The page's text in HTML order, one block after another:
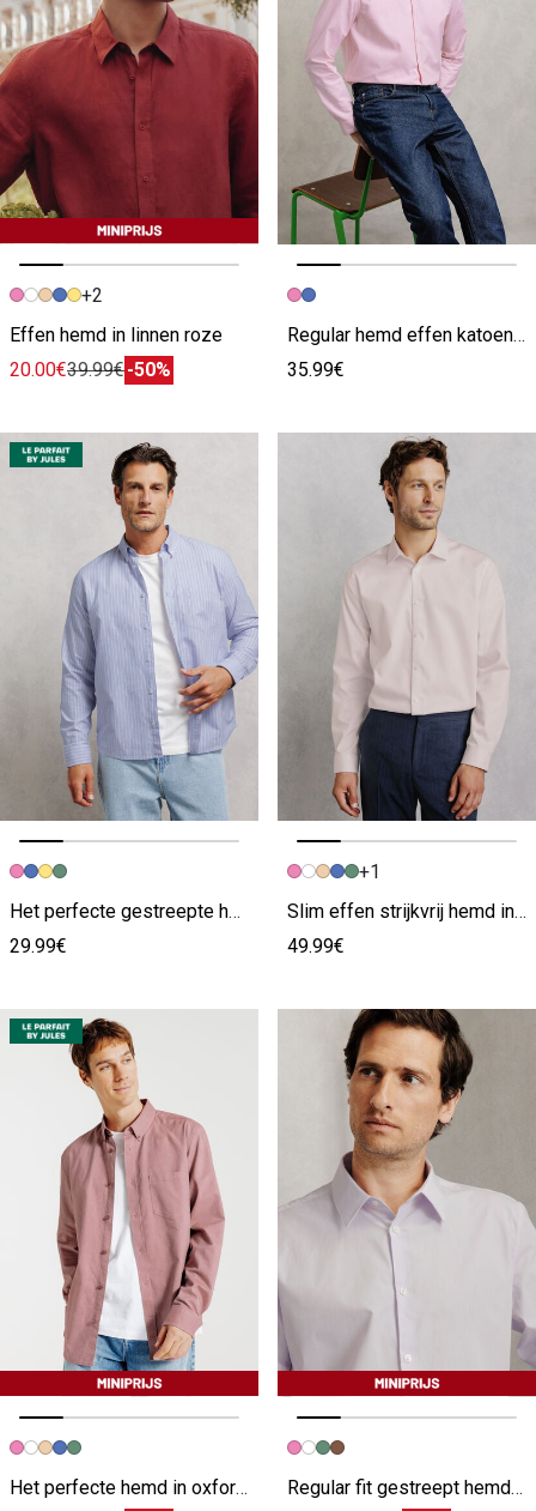
Vorige afbeelding
Volgende beeld
+2
Effen hemd in linnen roze
20.00€39.99€-50%
Vorige afbeelding
Volgende beeld
Regular hemd effen katoen roze
35.99€
Vorige afbeelding
Volgende beeld
Het perfecte gestreepte hemd in oxfordkatoen roze
29.99€
Vorige afbeelding
Volgende beeld
+1
Slim effen strijkvrij hemd in katoen roze
49.99€
Vorige afbeelding
Volgende beeld
Het perfecte hemd in oxfordkatoen roze
Vorige afbeelding
Volgende beeld
Regular fit gestreept hemd in katoen roze